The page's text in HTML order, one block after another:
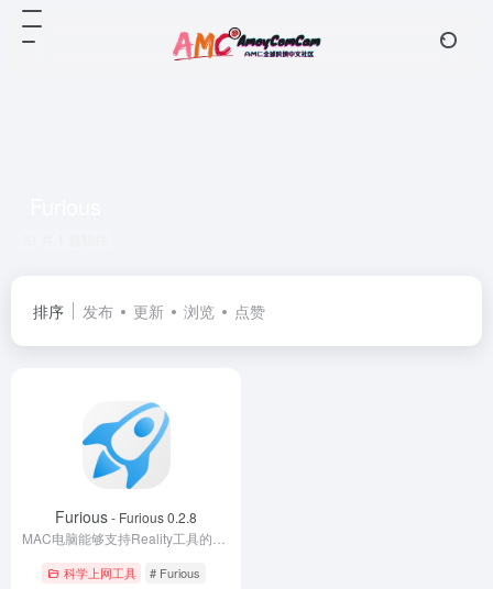
排序 发布 更新 浏览 点赞
Furious- Furious 0.2.8
科学上网工具 # Furious